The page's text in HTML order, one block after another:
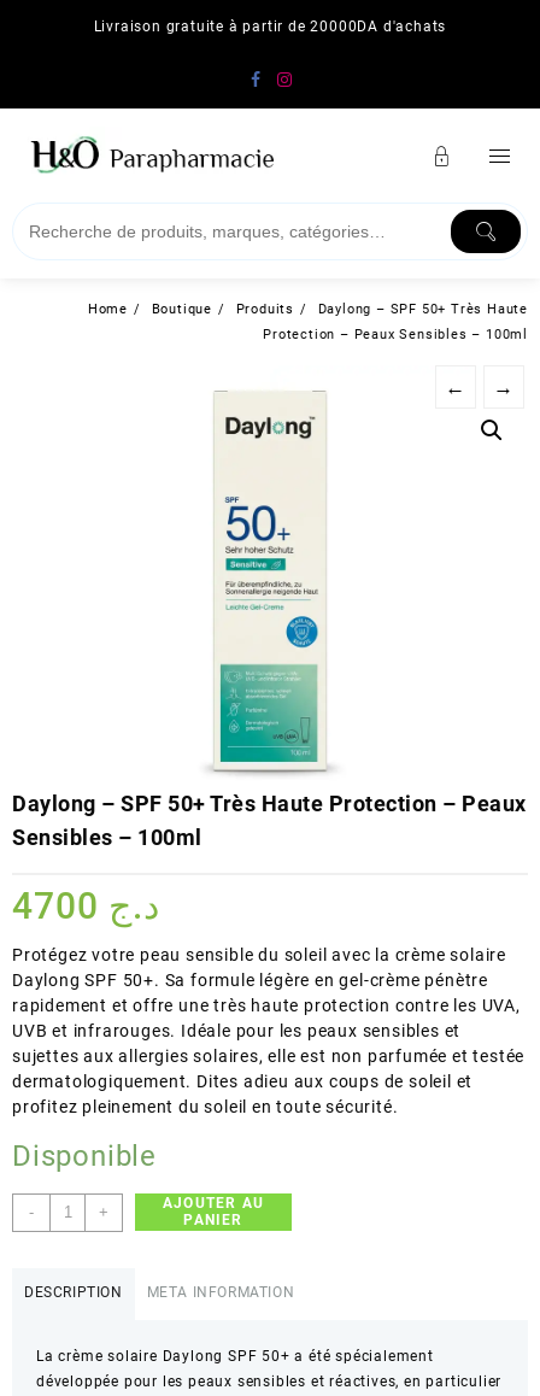
Livraison gratuite à partir de 20000DA d'achats
Home Boutique Produits
Daylong – SPF 50+ Très Haute
Protection – Peaux Sensibles – 100ml
← →
Daylong – SPF 50+ Très Haute Protection – Peaux
Sensibles – 100ml
د.ج
Protégez votre peau sensible du soleil avec la crème solaire
Daylong SPF 50+. Sa formule légère en gel-crème pénètre
rapidement et offre une très haute protection contre les UVA,
UVB et infrarouges. Idéale pour les peaux sensibles et
sujettes aux allergies solaires, elle est non parfumée et testée
dermatologiquement. Dites adieu aux coups de soleil et
profitez pleinement du soleil en toute sécurité.
Disponible
-
quantité
de
Très
Haute
+
AJOUTER AU
PANIER
DESCRIPTION META INFORMATION
La crème solaire Daylong SPF 50+ a été spécialement
développée pour les peaux sensibles et réactives, en particulier